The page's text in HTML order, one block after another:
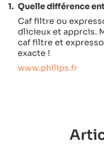
1. Quelle différence
Caf filtre ou
dlicieux et apprcis.
caf filtre et
exacte !
www.philips.fr